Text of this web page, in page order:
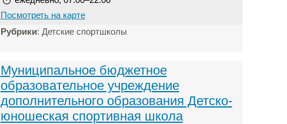
Посмотреть на карте
Рубрики: Детские спортшколы
Муниципальное бюджетное
образовательное учреждение
дополнительного образования Детско-
юношеская спортивная школа